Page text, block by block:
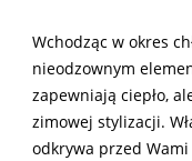
Wchodząc w okres
nieodzownym
zapewniają ciepło,
zimowej stylizacji.
odkrywa przed